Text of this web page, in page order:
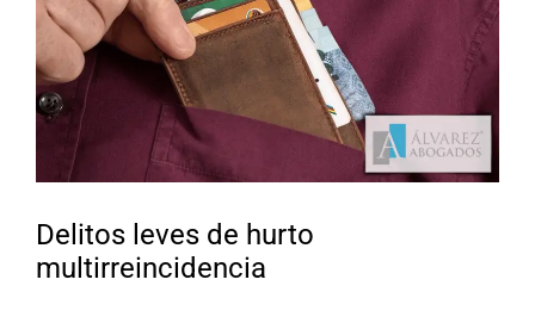
Delitos leves de hurto
multirreincidencia